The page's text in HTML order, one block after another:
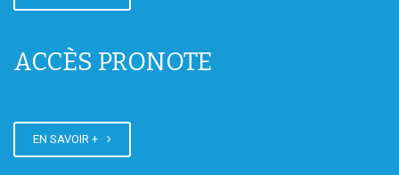
ACCÈS PRONOTE
EN SAVOIR +